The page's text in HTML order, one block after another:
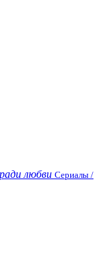
любви Сериалы /